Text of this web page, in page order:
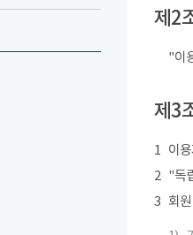
제2
"이
제3
1 이
2 "독
3 회